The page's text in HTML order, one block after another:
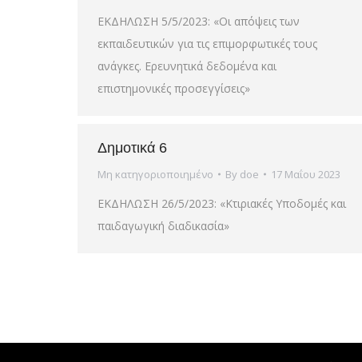
ΕΚΔΗΛΩΣΗ 5/5/2023: «Οι απόψεις των
εκπαιδευτικών για τις επιμορφωτικές τους
ανάγκες. Ερευνητικά δεδομένα και
επιστημονικές προσεγγίσεις»
Δημοτικά 6
Μη κατηγοριοποιημένο By doe 17 Μαΐου 2023
ΕΚΔΗΛΩΣΗ 26/5/2023: «Κτιριακές Υποδομές και
παιδαγωγική διαδικασία»